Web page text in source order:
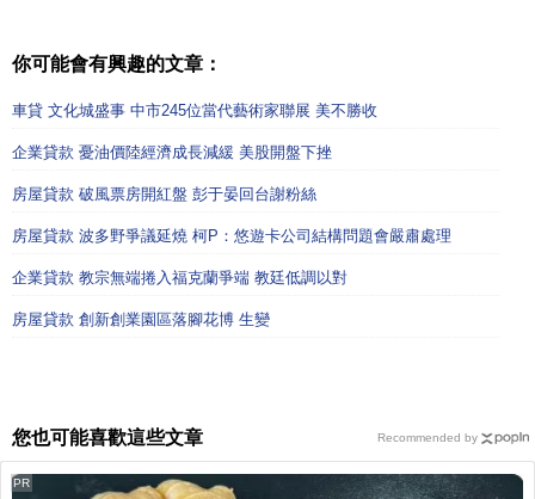
你可能會有興趣的文章：
車貸 文化城盛事 中市245位當代藝術家聯展 美不勝收
企業貸款 憂油價陸經濟成長減緩 美股開盤下挫
房屋貸款 破風票房開紅盤 彭于晏回台謝粉絲
房屋貸款 波多野爭議延燒 柯P：悠遊卡公司結構問題會嚴肅處理
企業貸款 教宗無端捲入福克蘭爭端 教廷低調以對
房屋貸款 創新創業園區落腳花博 生變
您也可能喜歡這些文章
PR
Recommended by